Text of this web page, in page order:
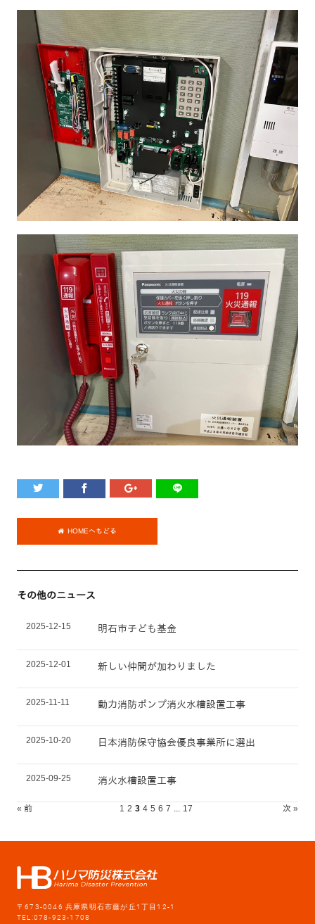
HOMEへもどる
その他のニュース
2025-12-15 明石市子ども基金
2025-12-01 新しい仲間が加わりました
2025-11-11 動力消防ポンプ消火水槽設置工事
2025-10-20 日本消防保守協会優良事業所に選出
2025-09-25 消火水槽設置工事
« 前 1 2 3 4 5 6 7 17 次 »
〒673-0046 兵庫県明石市藤が丘1丁目12-1
TEL:078-923-1708